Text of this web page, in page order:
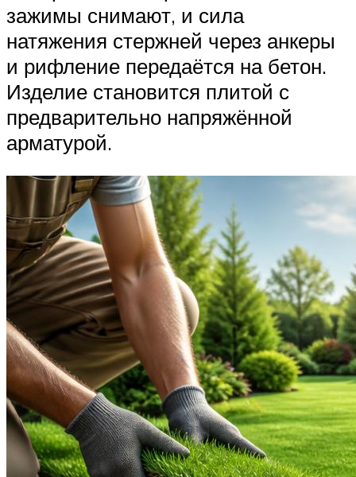
зажимы снимают, и сила
натяжения стержней через анкеры
и рифление передаётся на бетон.
Изделие становится плитой с
предварительно напряжённой
арматурой.